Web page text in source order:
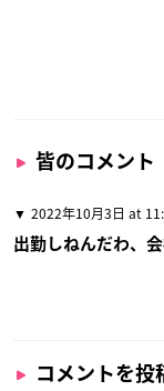
皆のコメント
2022年10月3日 at
出勤しねんだわ、
コメントを投